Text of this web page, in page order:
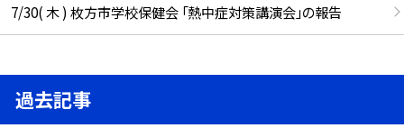
7/30( 木 ) 枚方市学校保健会 「熱中症対策講演会」の報告
過去記事